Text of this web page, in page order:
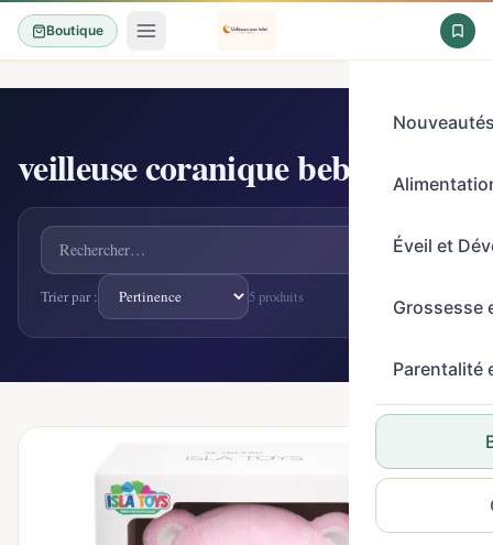
Boutique
Éveil et
Grossesse
Parentalité
veilleuse coranique bebe
Rechercher un produit
Trier par : 5 produits